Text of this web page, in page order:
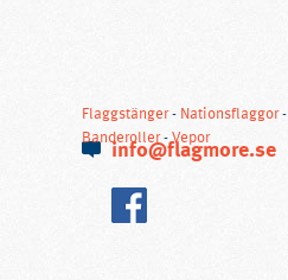
info@flagmore.se
Flaggstänger- Nationsflaggor-
Banderoller-Vepor